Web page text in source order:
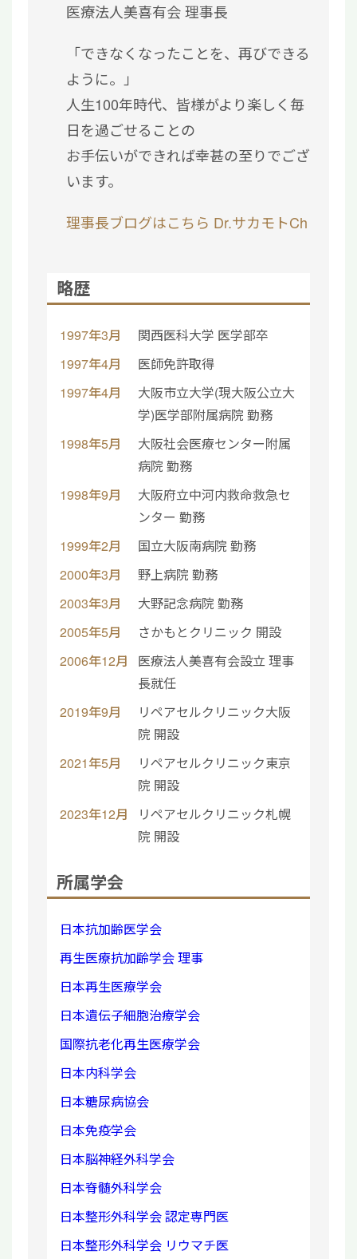
医療法人美喜有会 理事長
「できなくなったことを、再びできる
ように。」
人生100年時代、皆様がより楽しく毎
日を過ごせることの
お手伝いができれば幸甚の至りでござ
います。
理事長ブログはこちら Dr.サカモトCh
略歴
1997年3月
関西医科大学 医学部卒
1997年4月
医師免許取得
1997年4月
大阪市立大学(現大阪公立大
学)医学部附属病院 勤務
1998年5月
大阪社会医療センター附属
病院 勤務
1998年9月
大阪府立中河内救命救急セ
ンター 勤務
1999年2月
国立大阪南病院 勤務
2000年3月
野上病院 勤務
2003年3月
大野記念病院 勤務
2005年5月
さかもとクリニック 開設
2006年12月
医療法人美喜有会設立 理事
長就任
2019年9月
リペアセルクリニック大阪
院 開設
2021年5月
リペアセルクリニック東京
院 開設
2023年12月
リペアセルクリニック札幌
院 開設
所属学会
日本抗加齢医学会
再生医療抗加齢学会 理事
日本再生医療学会
日本遺伝子細胞治療学会
国際抗老化再生医療学会
日本内科学会
日本糖尿病協会
日本免疫学会
日本脳神経外科学会
日本脊髄外科学会
日本整形外科学会 認定専門医
日本整形外科学会 リウマチ医